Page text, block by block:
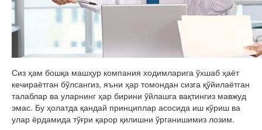
Сиз ҳам бошқа машҳур компания ходимларига ўхшаб ҳаёт
кечираётган бўлсангиз, яъни ҳар томондан сизга қўйилаётган
талаблар ва уларнинг ҳар бирини ўйлашга вақтингиз мавжуд
эмас. Бу ҳолатда қандай принциплар асосида иш кўриш ва
улар ёрдамида тўғри қарор қилишни ўрганишимиз лозим.